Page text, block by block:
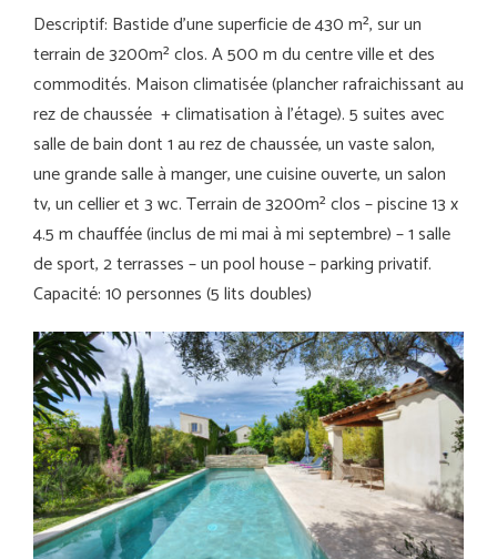
Descriptif: Bastide d’une superficie de 430 m², sur un
terrain de 3200m² clos. A 500 m du centre ville et des
commodités. Maison climatisée (plancher rafraichissant au
rez de chaussée + climatisation à l’étage). 5 suites avec
salle de bain dont 1 au rez de chaussée, un vaste salon,
une grande salle à manger, une cuisine ouverte, un salon
tv, un cellier et 3 wc. Terrain de 3200m² clos – piscine 13 x
4.5 m chauffée (inclus de mi mai à mi septembre) – 1 salle
de sport, 2 terrasses – un pool house – parking privatif.
Capacité: 10 personnes (5 lits doubles)